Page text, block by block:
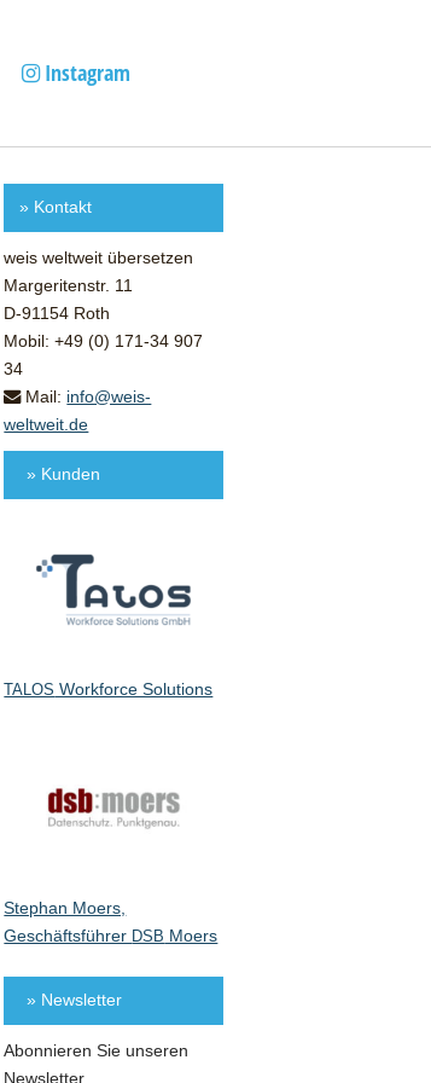
Instagram
»Kontakt
weis weltweit übersetzen
Margeritenstr. 11
D-91154 Roth
Mobil: +49 (0) 171-34 907
34
Mail: info@weis-
weltweit.de
» Kunden
TALOS Workforce Solutions
Stephan Moers,
Geschäftsführer DSB Moers
» Newsletter
Abonnieren Sie unseren
Newsletter